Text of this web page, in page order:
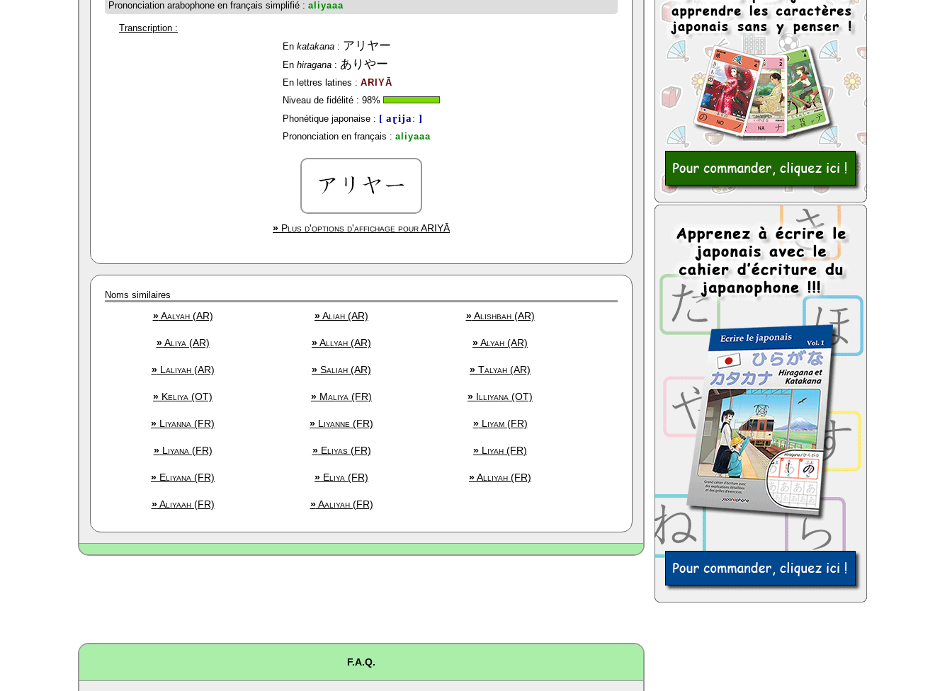
Prononciation arabophone en français simplifié : aliyaaa
Transcription :
En katakana : アリヤー
En hiragana : ありやー
En lettres latines : ARIYĀ
Niveau de fidélité : 98%
Phonétique japonaise : [ aɽijaː ]
Prononciation en français : aliyaaa
» Plus d'options d'affichage pourARIYĀ
Noms similaires
»Aalyah (AR) »Aliah (AR) »Alishbah (AR)
»Aliya (AR) »Allyah (AR) »Alyah (AR)
»Laliyah (AR) » Saliah (AR) » Talyah (AR)
» Keliya (OT) » Maliya (FR) » Illiyana (OT)
» Liyanna (FR) » Liyanne (FR) »Liyam (FR)
»Liyana (FR) »Eliyas (FR) » Liyah (FR)
» Eliyana (FR) » Eliya (FR) »Alliyah (FR)
»Aliyaah (FR) »Aaliyah (FR)
F.A.Q.